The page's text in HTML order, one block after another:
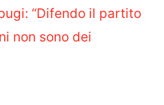
“Difendo il partito
non sono dei